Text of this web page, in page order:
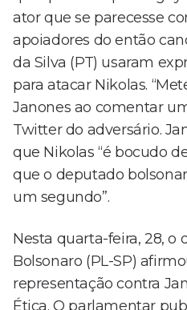
ator que se parecesse
apoiadores do então
da Silva (PT) usaram
para atacar Nikolas.
Janones ao comentar
Twitter do adversário.
que Nikolas “é bocudo
que o deputado
um segundo”.
Nesta quarta-feira, 28, o
Bolsonaro (PL-SP)
representação contra
Ética. O parlamentar